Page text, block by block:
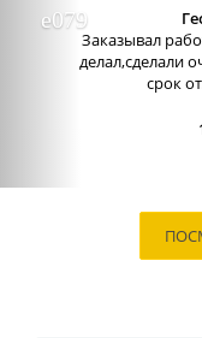
Заказывал
делал,сделали
срок